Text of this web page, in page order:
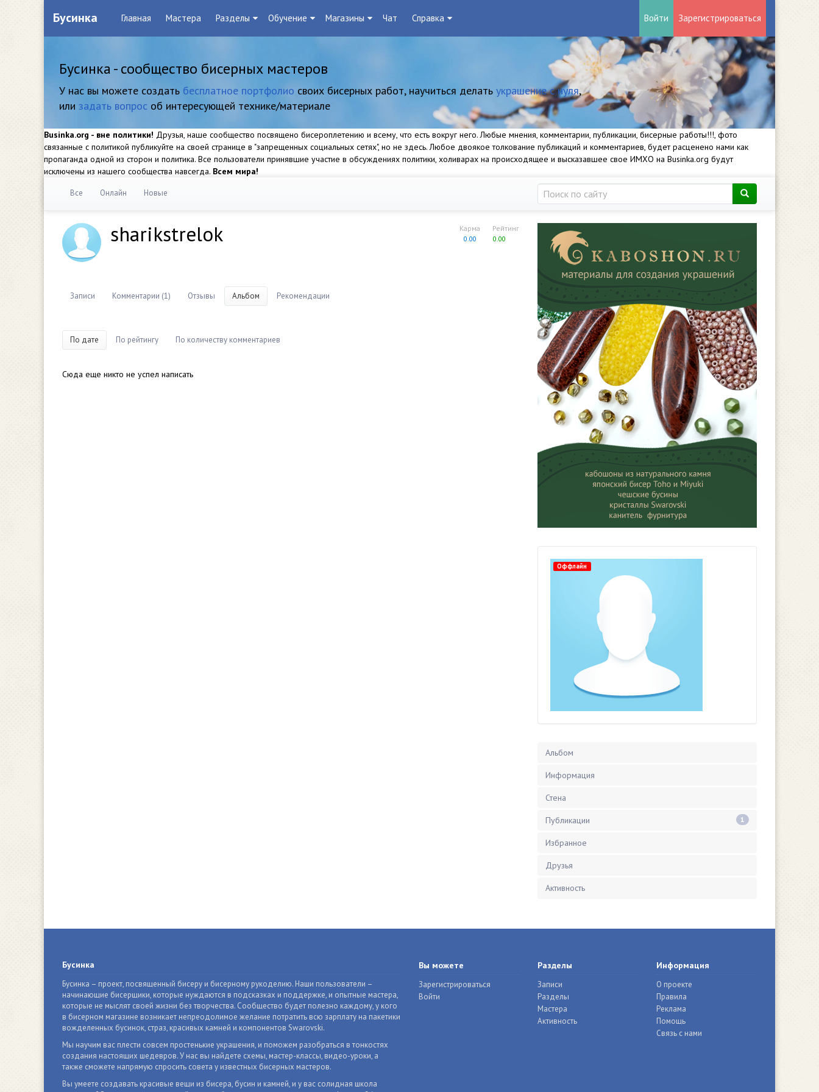
Бусинка Главная Мастера Разделы Обучение Магазины Чат Справка Войти Зарегистрироваться
Бусинка - сообщество бисерных мастеров
У нас вы можете создать бесплатное портфолио своих бисерных работ, научиться делать украшение с нуля,
или задать вопрос об интересующей технике/материале
Businka.org - вне политики! Друзья, наше сообщество посвящено бисероплетению и всему, что есть вокруг него. Любые мнения, комментарии, публикации, бисерные работы!!!, фото
связанные с политикой публикуйте на своей странице в "запрещенных социальных сетях", но не здесь. Любое двоякое толкование публикаций и комментариев, будет расценено нами как
пропаганда одной из сторон и политика. Все пользователи принявшие участие в обсуждениях политики, холиварах на происходящее и высказавшее свое ИМХО на Businka.org будут
исключены из нашего сообщества навсегда. Всем мира!
Все Онлайн Новые
Рейтинг
0.00
Карма
0.00
sharikstrelok
Записи Комментарии (1) Отзывы Альбом Рекомендации
По дате По рейтингу По количеству комментариев
Сюда еще никто не успел написать
Оффлайн
Альбом
Информация
Стена
Публикации 1
Избранное
Друзья
Активность
Бусинка
Бусинка – проект, посвященный бисеру и бисерному рукоделию. Наши пользователи –
начинающие бисерщики, которые нуждаются в подсказках и поддержке, и опытные мастера,
которые не мыслят своей жизни без творчества. Сообщество будет полезно каждому, у кого
в бисерном магазине возникает непреодолимое желание потратить всю зарплату на пакетики
вожделенных бусинок, страз, красивых камней и компонентов Swarovski.
Мы научим вас плести совсем простенькие украшения, и поможем разобраться в тонкостях
создания настоящих шедевров. У нас вы найдете схемы, мастер-классы, видео-уроки, а
также сможете напрямую спросить совета у известных бисерных мастеров.
Вы умеете создавать красивые вещи из бисера, бусин и камней, и у вас солидная школа
Вы можете
Зарегистрироваться
Войти
Разделы
Записи
Разделы
Мастера
Активность
Информация
О проекте
Правила
Реклама
Помощь
Связь с нами